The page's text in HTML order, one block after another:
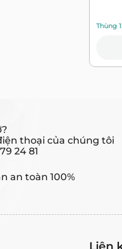
Thùng
thoại của chúng tôi
24 81
an toàn 100%